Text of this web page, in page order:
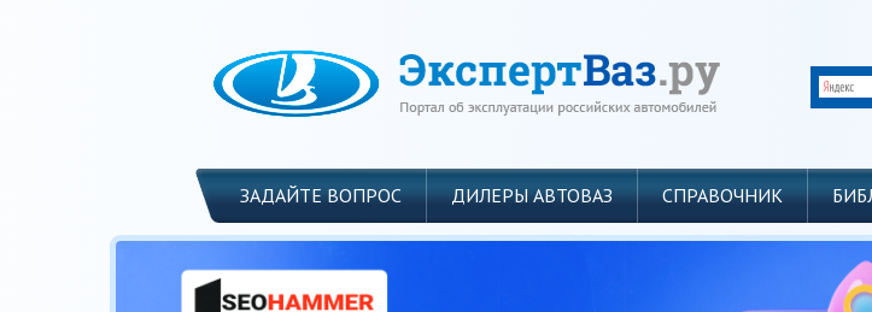
ЗАДАЙТЕ ВОПРОС ДИЛЕРЫ АВТОВАЗ СПРАВОЧНИК